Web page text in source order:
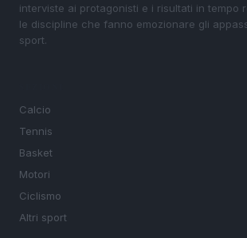
interviste ai protagonisti e i risultati in tempo
le discipline che fanno emozionare gli
sport.
Calcio
Tennis
Basket
Motori
Ciclismo
Altri sport